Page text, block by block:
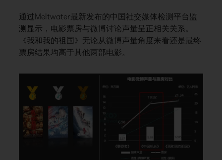
通过Meltwater最新发布的中国社交媒体检测平台监
测显示，电影票房与微博讨论声量呈正相关关系。
《我和我的祖国》无论从微博声量角度来看还是最终
票房结果均高于其他两部电影。